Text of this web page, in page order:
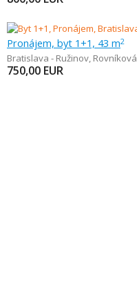
Pronájem, byt 1+1, 43 m2
Bratislava - Ružinov, Rovníková
750,00 EUR